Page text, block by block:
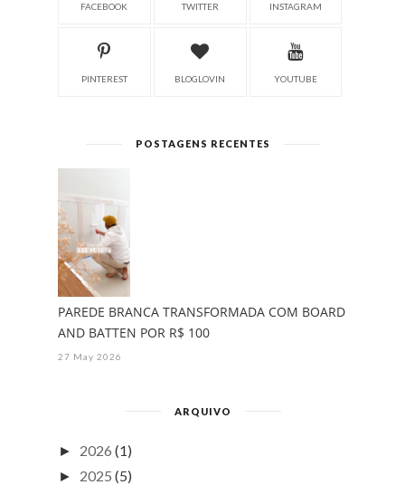
FACEBOOK TWITTER INSTAGRAM
PINTEREST BLOGLOVIN YOUTUBE
POSTAGENS RECENTES
PAREDE BRANCA TRANSFORMADA COM BOARD
AND BATTEN POR R$ 100
27 May 2026
ARQUIVO
► 2026 (1)
► 2025 (5)